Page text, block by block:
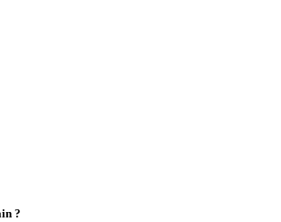
?